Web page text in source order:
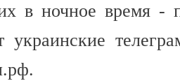
в ночное время -
украинские